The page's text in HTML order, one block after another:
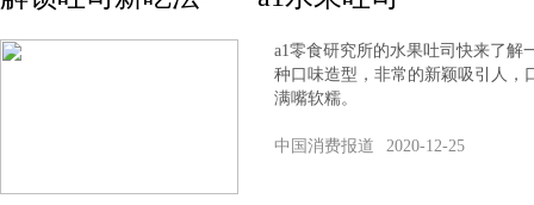
a1零食研究所的水果吐司快来了解
种口味造型，非常的新颖吸引人，
满嘴软糯。
中国消费报道 2020-12-25